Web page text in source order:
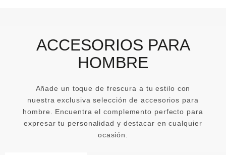
Venezuela
ACCESORIOS PARA
HOMBRE
Añade un toque de frescura a tu estilo con
nuestra exclusiva selección de accesorios para
hombre. Encuentra el complemento perfecto para
expresar tu personalidad y destacar en cualquier
ocasión.